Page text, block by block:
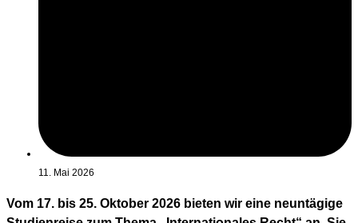
11. Mai 2026
Vom 17. bis 25. Oktober 2026 bieten wir eine neuntägige